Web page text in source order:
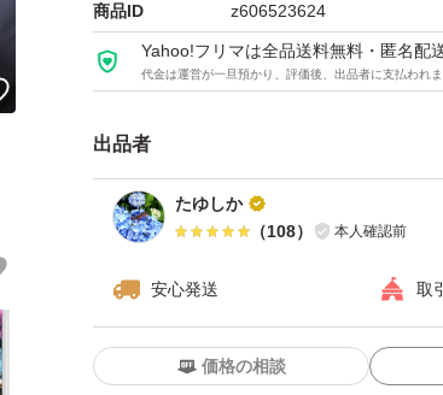
商品ID z606523624
Yahoo!フリマは全品送料無料・匿名配
代金は運営が一旦預かり、評価後、出品者に支払われ
出品者
たゆしか
（108） 本人確認前
安心発送 取
価格の相談